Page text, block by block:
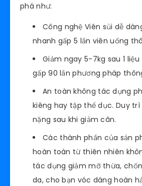
phá như:
Công nghệ Viên sủi dễ
nhanh gấp 5 lần viên uống
Giảm ngay 5-7kg sau 1 liệu
gấp 90 lần phương pháp
An toàn không tác dụng
kiêng hay tập thể dục. Duy
nặng sau khi giảm cân.
Các thành phần của sản
hoàn toàn từ thiên nhiên
tác dụng giảm mỡ thừa,
da, cho bạn vóc dáng hoàn